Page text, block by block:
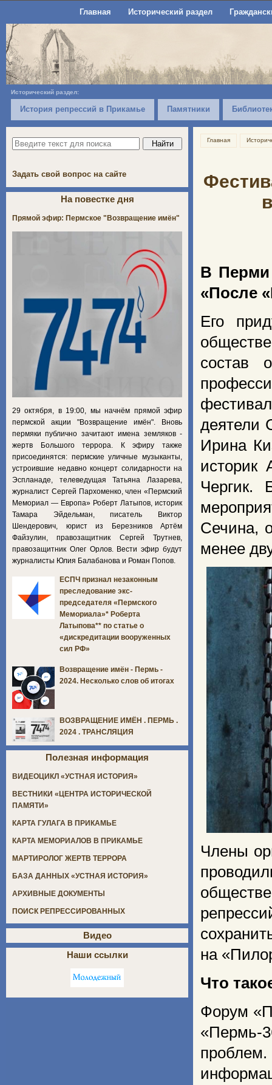
Главная Исторический раздел
Исторический раздел:
История репрессий в Прикамье Памятники
Главная
В Перми
«После
Его
состав
деятели
Ирина
историк
Чергик.
Сечина,
менее
Члены
на
Что
Форум
«Пермь-
проблем.
Задать свой вопрос на сайте
На повестке дня
Прямой эфир: Пермское "Возвращение имён"
29 октября, в 19:00, мы начнём прямой эфир
пермской акции "Возвращение имён". Вновь
пермяки публично зачитают имена земляков -
жертв Большого террора. К эфиру также
присоединятся: пермские уличные музыканты,
устроившие недавно концерт солидарности на
Эспланаде, телеведущая Татьяна Лазарева,
журналист Сергей Пархоменко, член «Пермский
Мемориал — Европа» Роберт Латыпов, историк
Тамара Эйдельман, писатель Виктор
Шендерович, юрист из Березников Артём
Файзулин, правозащитник Сергей Трутнев,
правозащитник Олег Орлов. Вести эфир будут
журналисты Юлия Балабанова и Роман Попов.
ЕСПЧ признал незаконным
преследование экс-
председателя «Пермского
Мемориала»* Роберта
Латыпова** по статье о
«дискредитации вооруженных
сил РФ»
Возвращение имён - Пермь -
2024. Несколько слов об итогах
ВОЗВРАЩЕНИЕ ИМЁН . ПЕРМЬ .
2024 . ТРАНСЛЯЦИЯ
Полезная информация
ВИДЕОЦИКЛ «УСТНАЯ ИСТОРИЯ»
ВЕСТНИКИ «ЦЕНТРА ИСТОРИЧЕСКОЙ
ПАМЯТИ»
КАРТА ГУЛАГА В ПРИКАМЬЕ
КАРТА МЕМОРИАЛОВ В ПРИКАМЬЕ
МАРТИРОЛОГ ЖЕРТВ ТЕРРОРА
БАЗА ДАННЫХ «УСТНАЯ ИСТОРИЯ»
АРХИВНЫЕ ДОКУМЕНТЫ
ПОИСК РЕПРЕССИРОВАННЫХ
Видео
Наши ссылки